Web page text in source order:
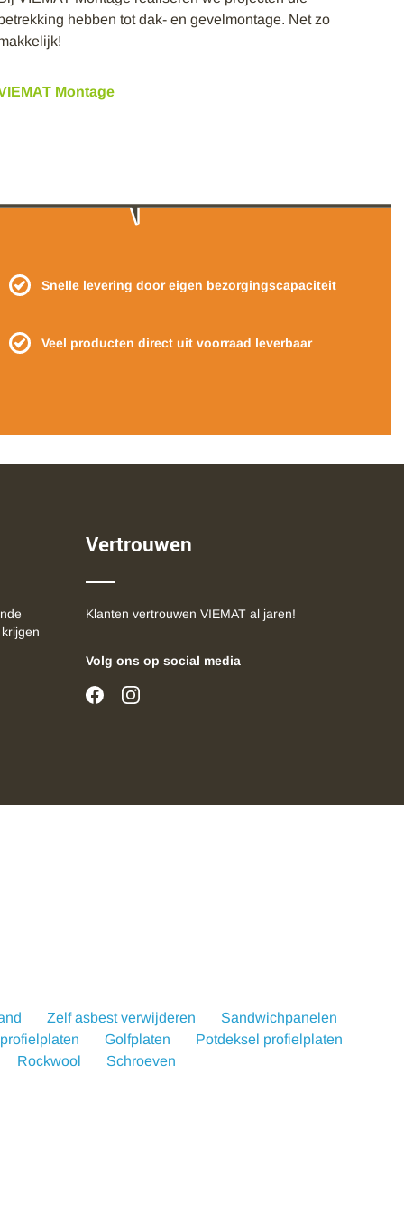
hebben tot dak- en gevelmontage. Net zo
Montage
Snelle levering door eigen bezorgingscapaciteit
Veel producten direct uit voorraad leverbaar
Vertrouwen
Klanten vertrouwen VIEMAT al jaren!
Volg ons op social media
Zelf asbest verwijderen
Sandwichpanelen
Golfplaten
Potdeksel profielplaten
Rockwool Schroeven